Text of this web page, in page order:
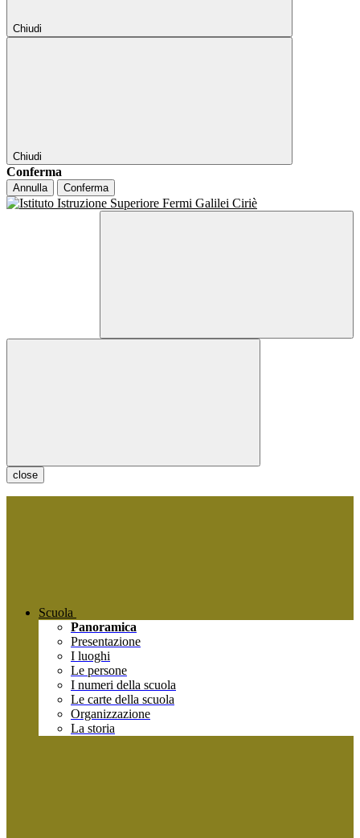
Chiudi
Chiudi
Conferma
Annulla Conferma
close
Scuola
Panoramica
Presentazione
I luoghi
Le persone
I numeri della scuola
Le carte della scuola
Organizzazione
La storia